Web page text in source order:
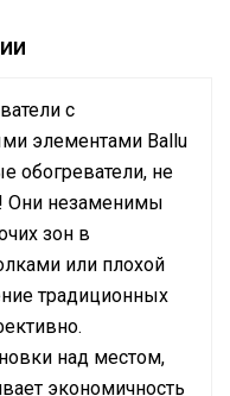
с
элементами Ballu
обогреватели, не
Они незаменимы
зон в
или плохой
традиционных
над местом,
экономичность